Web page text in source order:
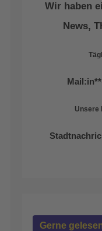
Wir haben
News,
Mail:in**
Unsere
Gerne